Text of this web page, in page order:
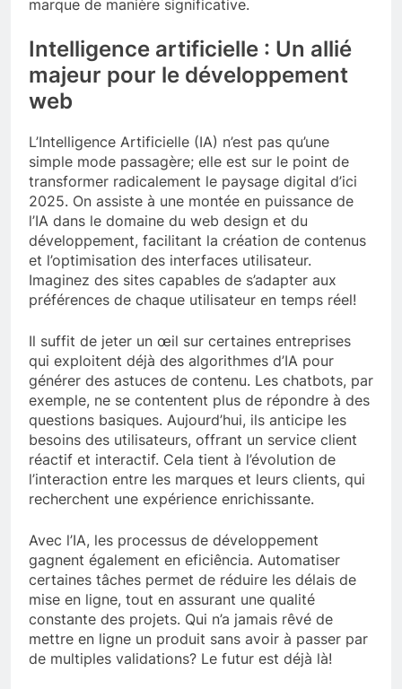
marque de manière significative.
Intelligence artificielle : Un allié
majeur pour le développement
web
L’Intelligence Artificielle (IA) n’est pas qu’une
simple mode passagère; elle est sur le point de
transformer radicalement le paysage digital d’ici
2025. On assiste à une montée en puissance de
l’IA dans le domaine du web design et du
développement, facilitant la création de contenus
et l’optimisation des interfaces utilisateur.
Imaginez des sites capables de s’adapter aux
préférences de chaque utilisateur en temps réel!
Il suffit de jeter un œil sur certaines entreprises
qui exploitent déjà des algorithmes d’IA pour
générer des astuces de contenu. Les chatbots, par
exemple, ne se contentent plus de répondre à des
questions basiques. Aujourd’hui, ils anticipe les
besoins des utilisateurs, offrant un service client
réactif et interactif. Cela tient à l’évolution de
l’interaction entre les marques et leurs clients, qui
recherchent une expérience enrichissante.
Avec l’IA, les processus de développement
gagnent également en eficiência. Automatiser
certaines tâches permet de réduire les délais de
mise en ligne, tout en assurant une qualité
constante des projets. Qui n’a jamais rêvé de
mettre en ligne un produit sans avoir à passer par
de multiples validations? Le futur est déjà là!